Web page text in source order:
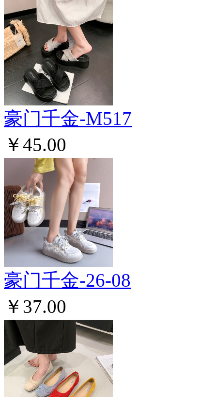
豪门千金-M517
￥45.00
豪门千金-26-08
￥37.00